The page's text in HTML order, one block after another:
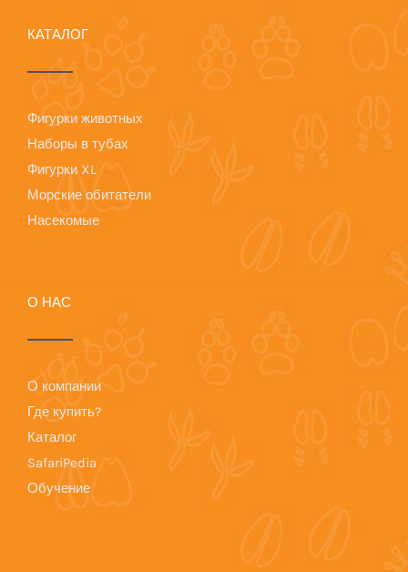
КАТАЛОГ
Фигурки животных
Наборы в тубах
Фигурки XL
Морские обитатели
Насекомые
О НАС
О компании
Где купить?
Каталог
SafariPedia
Обучение